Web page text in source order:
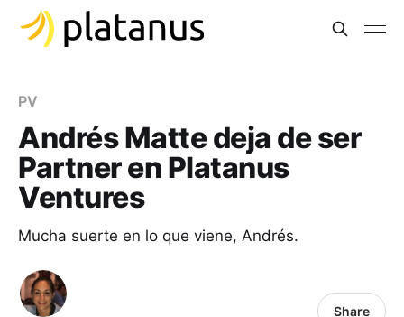
PV
Andrés Matte deja de ser
Partner en Platanus
Ventures
Mucha suerte en lo que viene, Andrés.
Share